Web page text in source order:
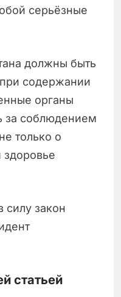
серьёзные
должны быть
содержании
органы
за соблюдением
только о
силу закон
статьей